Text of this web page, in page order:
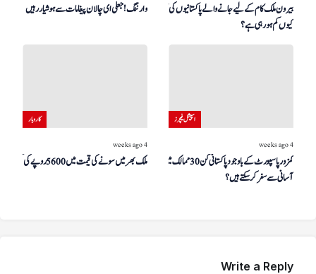
وارننگ! جعلی ای چالان پیغامات سے ہوشیار رہیں
بیرون ملک کام کے لیے جانے والے پاکستانیوں کی تعداد
کیوں کم ہو رہی ہے؟
کاروبار
4 weeks ago
ملک بھر میں سونے کی قیمت میں 5600 روپے کی کمی
اسپیشل فیچرز
4 weeks ago
کمزور پاسپورٹ کے باوجود پاکستانی کن 30 ممالک میں
آسانی سے سفر کر سکتے ہیں؟
Write a Reply